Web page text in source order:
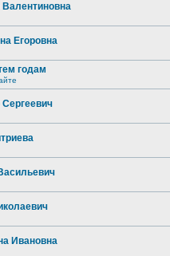
Егоровна
годам
Ивановна